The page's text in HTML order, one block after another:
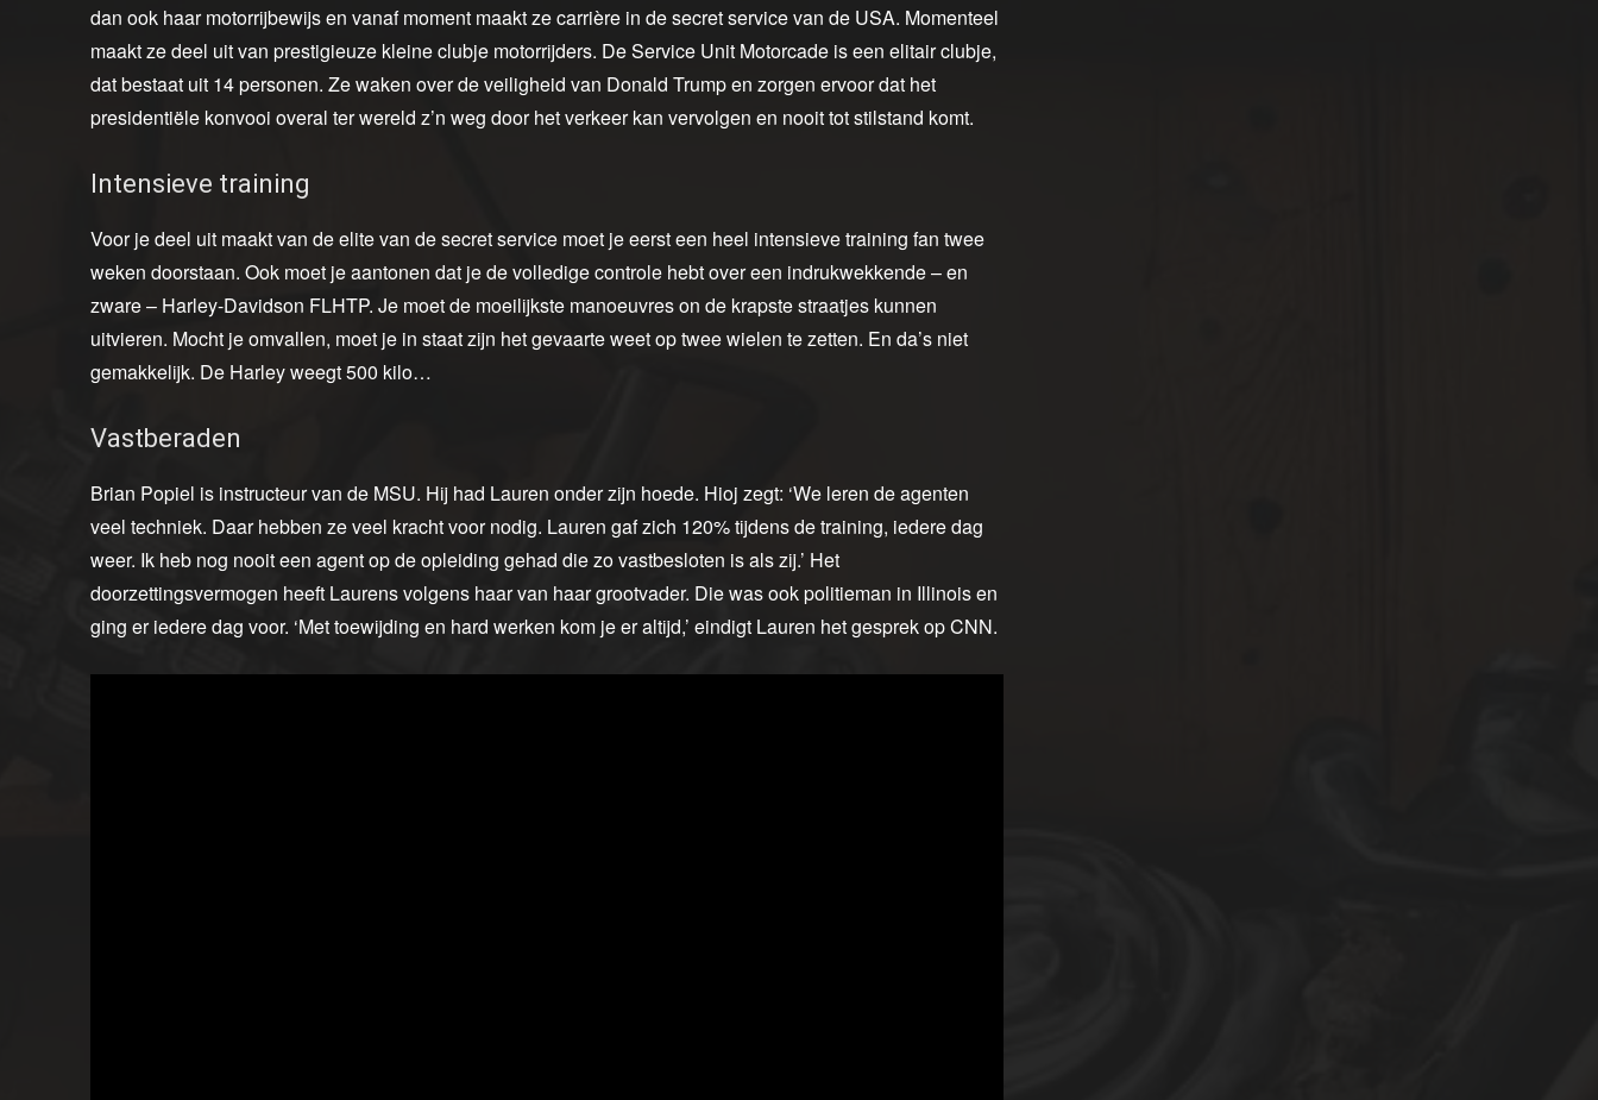
dan ook haar motorrijbewijs en vanaf moment maakt ze carrière in de secret service van de USA. Momenteel
maakt ze deel uit van prestigieuze kleine clubje motorrijders. De Service Unit Motorcade is een elitair clubje,
dat bestaat uit 14 personen. Ze waken over de veiligheid van Donald Trump en zorgen ervoor dat het
presidentiële konvooi overal ter wereld z’n weg door het verkeer kan vervolgen en nooit tot stilstand komt.
Intensieve training
Voor je deel uit maakt van de elite van de secret service moet je eerst een heel intensieve training fan twee
weken doorstaan. Ook moet je aantonen dat je de volledige controle hebt over een indrukwekkende – en
zware – Harley-Davidson FLHTP. Je moet de moeilijkste manoeuvres on de krapste straatjes kunnen
uitvieren. Mocht je omvallen, moet je in staat zijn het gevaarte weet op twee wielen te zetten. En da’s niet
gemakkelijk. De Harley weegt 500 kilo…
Vastberaden
Brian Popiel is instructeur van de MSU. Hij had Lauren onder zijn hoede. Hioj zegt: ‘We leren de agenten
veel techniek. Daar hebben ze veel kracht voor nodig. Lauren gaf zich 120% tijdens de training, iedere dag
weer. Ik heb nog nooit een agent op de opleiding gehad die zo vastbesloten is als zij.’ Het
doorzettingsvermogen heeft Laurens volgens haar van haar grootvader. Die was ook politieman in Illinois en
ging er iedere dag voor. ‘Met toewijding en hard werken kom je er altijd,’ eindigt Lauren het gesprek op CNN.